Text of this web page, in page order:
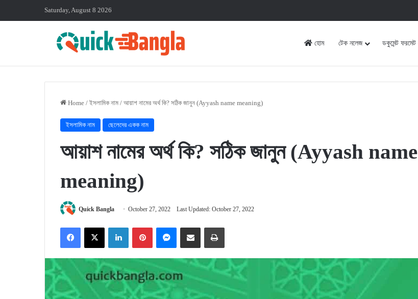
Saturday, August 8 2026
হোম টেক নলেজ ডকুমেন্ট ফরমেট
Home / ইসলামিক নাম / আয়াশ নামের অর্থ কি? সঠিক জানুন (Ayyash name meaning)
ইসলামিক নাম ছেলেদের একক নাম
আয়াশ নামের অর্থ কি? সঠিক জানুন (Ayyash name
meaning)
Quick Bangla October 27, 2022 Last Updated: October 27, 2022
FacebookX LinkedInPinterestMessengerShare via Email Print